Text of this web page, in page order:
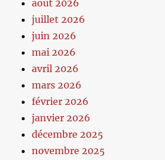
août 2026
juillet 2026
juin 2026
mai 2026
avril 2026
mars 2026
février 2026
janvier 2026
décembre 2025
novembre 2025